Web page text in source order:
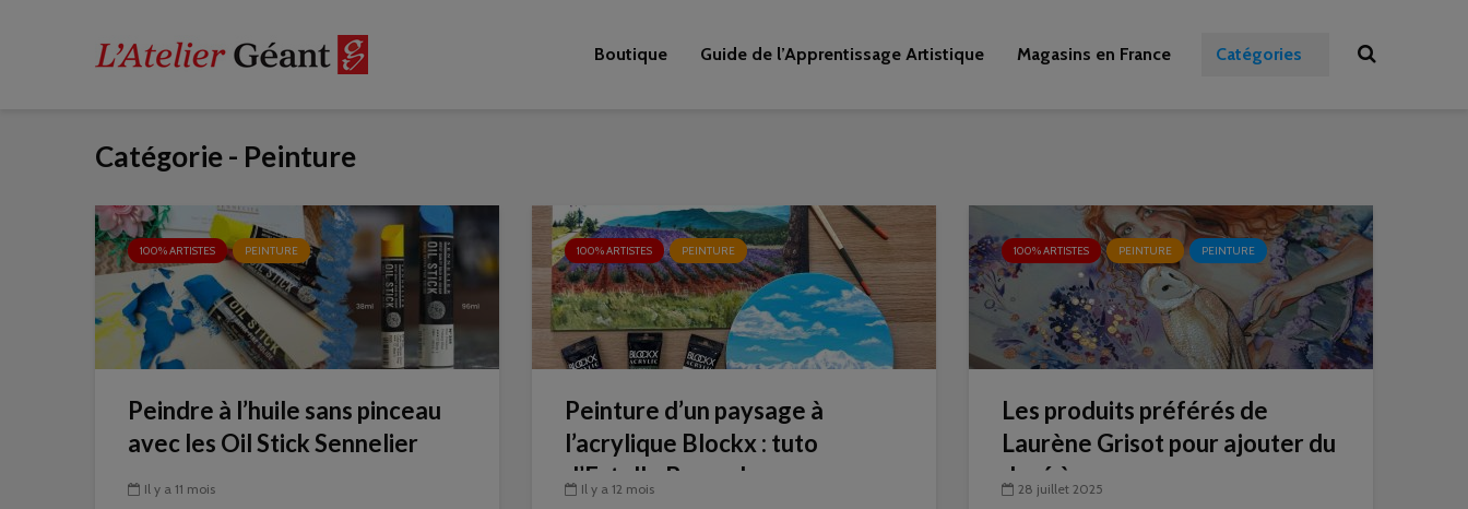
Boutique Guide de l’Apprentissage Artistique Magasins en France Catégories
Catégorie - Peinture
100% ARTISTES PEINTURE
Peindre à l’huile sans pinceau
avec les Oil Stick Sennelier
Il y a 11 mois
100% ARTISTES PEINTURE
Peinture d’un paysage à
l’acrylique Blockx : tuto
d’Estelle Beraud
Il y a 12 mois
100% ARTISTES PEINTURE PEINTURE
Les produits préférés de
Laurène Grisot pour ajouter du
doré à ses œuvres
28 juillet 2025